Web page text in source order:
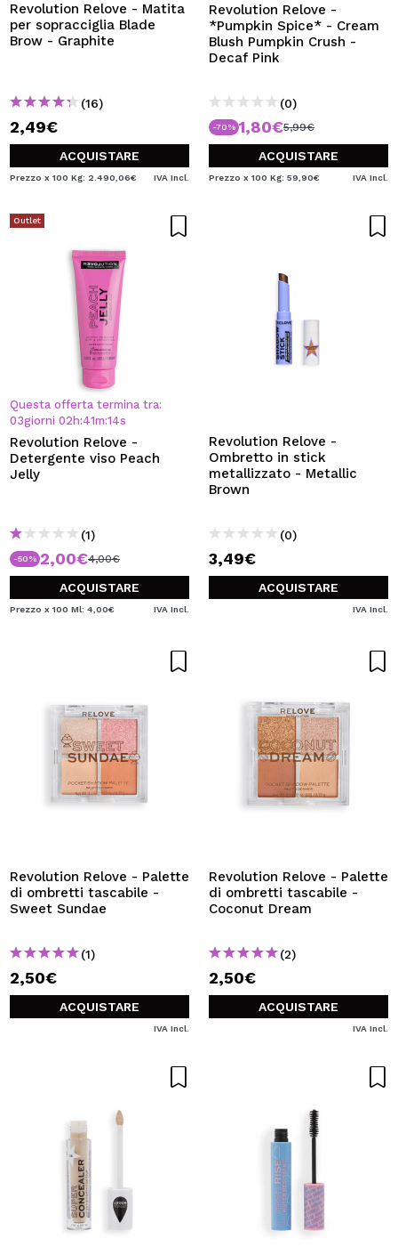
Revolution Relove - Matita
per sopracciglia Blade
Brow - Graphite
(16)
2,49€
ACQUISTARE
Prezzo x 100 Kg: 2.490,06€ IVA Incl.
Revolution Relove -
*Pumpkin Spice* - Cream
Blush Pumpkin Crush -
Decaf Pink
(0)
-70% 1,80€5,99€
ACQUISTARE
Prezzo x 100 Kg: 59,90€ IVA Incl.
Outlet
Questa offerta termina tra:
03giorni 02 h:41m:13s
Revolution Relove -
Detergente viso Peach
Jelly
(1)
-50% 2,00€4,00€
ACQUISTARE
Prezzo x 100 Ml: 4,00€ IVA Incl.
Revolution Relove -
Ombretto in stick
metallizzato - Metallic
Brown
(0)
3,49€
ACQUISTARE
IVA Incl.
Revolution Relove - Palette
di ombretti tascabile -
Sweet Sundae
(1)
2,50€
ACQUISTARE
IVA Incl.
Revolution Relove - Palette
di ombretti tascabile -
Coconut Dream
(2)
2,50€
ACQUISTARE
IVA Incl.